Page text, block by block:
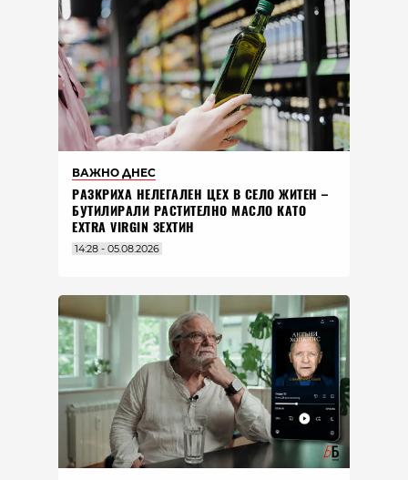
ВАЖНО ДНЕС
РАЗКРИХА НЕЛЕГАЛЕН ЦЕХ В СЕЛО ЖИТЕН –
БУТИЛИРАЛИ РАСТИТЕЛНО МАСЛО КАТО
EXTRA VIRGIN ЗЕХТИН
14:28 - 05.08.2026